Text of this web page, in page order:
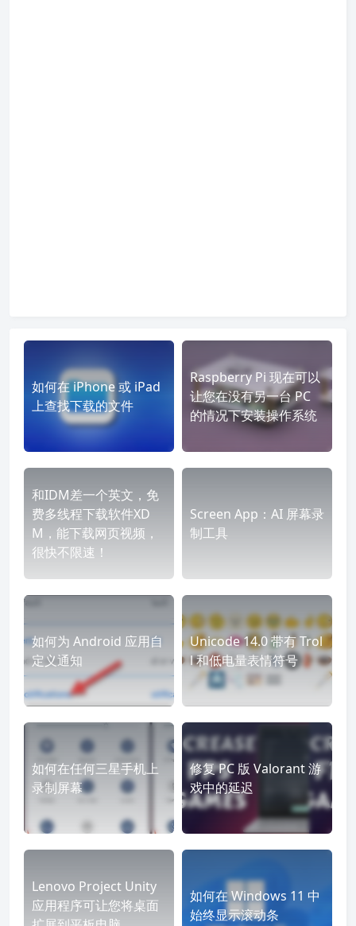
如何在 iPhone 或 iPad
上查找下载的文件
Raspberry Pi 现在可以
让您在没有另一台 PC
的情况下安装操作系统
和IDM差一个英文，免
费多线程下载软件XD
M，能下载网页视频，
很快不限速！
Screen App：AI 屏幕录
制工具
如何为 Android 应用自
定义通知
Unicode 14.0 带有 Trol
l 和低电量表情符号
如何在任何三星手机上
录制屏幕
修复 PC 版 Valorant 游
戏中的延迟
Lenovo Project Unity
应用程序可让您将桌面
如何在 Windows 11 中
始终显示滚动条